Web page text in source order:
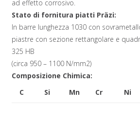
ad effetto corrosivo.
Stato di fornitura piatti Präzi:
In barre lunghezza 1030 con
piastre con sezione rettangolare e
325 HB
(circa 950 – 1100 N/mm2)
Composizione Chimica:
C
Si Mn Cr Ni